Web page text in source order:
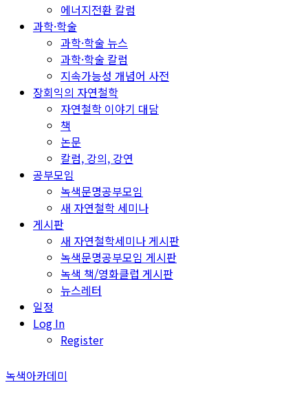
에너지전환 칼럼
과학·학술
과학·학술 뉴스
과학·학술 칼럼
지속가능성 개념어 사전
장회익의 자연철학
자연철학 이야기 대담
책
논문
칼럼, 강의, 강연
공부모임
녹색문명공부모임
새 자연철학 세미나
게시판
새 자연철학세미나 게시판
녹색문명공부모임 게시판
녹색 책/영화클럽 게시판
뉴스레터
일정
Log In
Register
녹색아카데미